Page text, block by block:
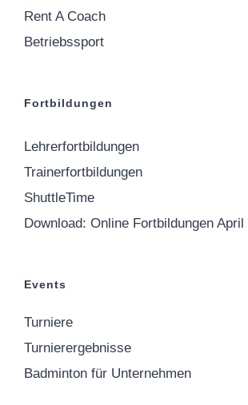
Rent A Coach
Betriebssport
Fortbildungen
Lehrerfortbildungen
Trainerfortbildungen
ShuttleTime
Download: Online Fortbildungen
Events
Turniere
Turnierergebnisse
Badminton für Unternehmen